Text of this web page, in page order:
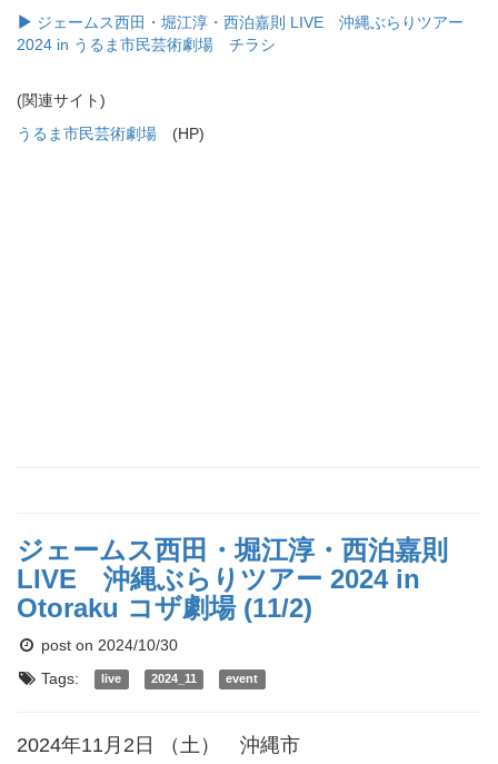
ジェームス西田・堀江淳・西泊嘉則 LIVE 沖縄ぶらりツアー
2024 in うるま市民芸術劇場 チラシ
(関連サイト)
うるま市民芸術劇場 (HP)
ジェームス西田・堀江淳・西泊嘉則
LIVE 沖縄ぶらりツアー 2024 in
Otoraku コザ劇場 (11/2)
post on 2024/10/30
Tags:
live 2024_11 event
2024年11月2日 （土） 沖縄市